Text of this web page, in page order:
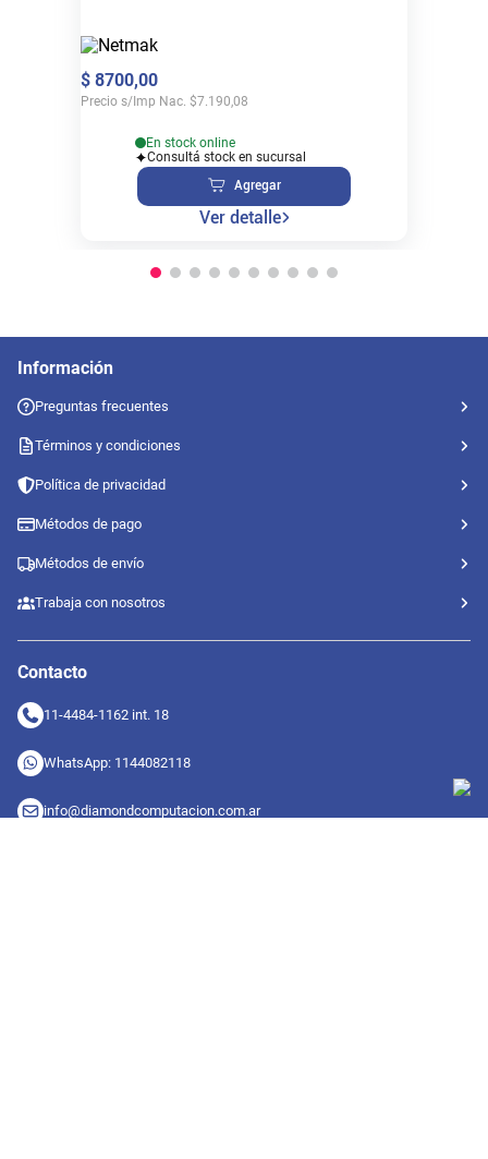
$ 8700,00
Precio s/Imp Nac. $7.190,08
En stock online
Consultá stock en sucursal
Agregar
Ver detalle
Información
Preguntas frecuentes
Términos y condiciones
Política de privacidad
Métodos de pago
Métodos de envío
Trabaja con nosotros
Contacto
11-4484-1162 int. 18
WhatsApp: 1144082118
info@diamondcomputacion.com.ar